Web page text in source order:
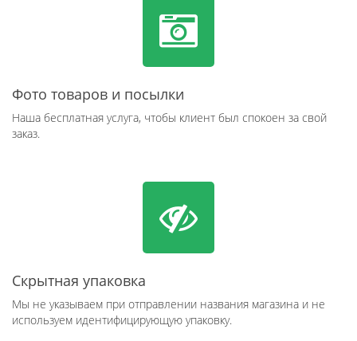
Фото товаров и посылки
Наша бесплатная услуга, чтобы клиент был спокоен за свой
заказ.
Скрытная упаковка
Мы не указываем при отправлении названия магазина и не
используем идентифицирующую упаковку.